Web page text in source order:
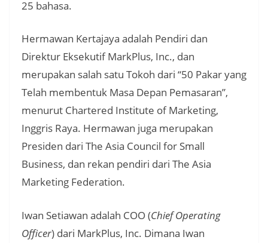
25 bahasa.
Hermawan Kertajaya adalah Pendiri dan
Direktur Eksekutif MarkPlus, Inc., dan
merupakan salah satu Tokoh dari “50 Pakar yang
Telah membentuk Masa Depan Pemasaran”,
menurut Chartered Institute of Marketing,
Inggris Raya. Hermawan juga merupakan
Presiden dari The Asia Council for Small
Business, dan rekan pendiri dari The Asia
Marketing Federation.
Iwan Setiawan adalah COO (Chief Operating
Officer) dari MarkPlus, Inc. Dimana Iwan